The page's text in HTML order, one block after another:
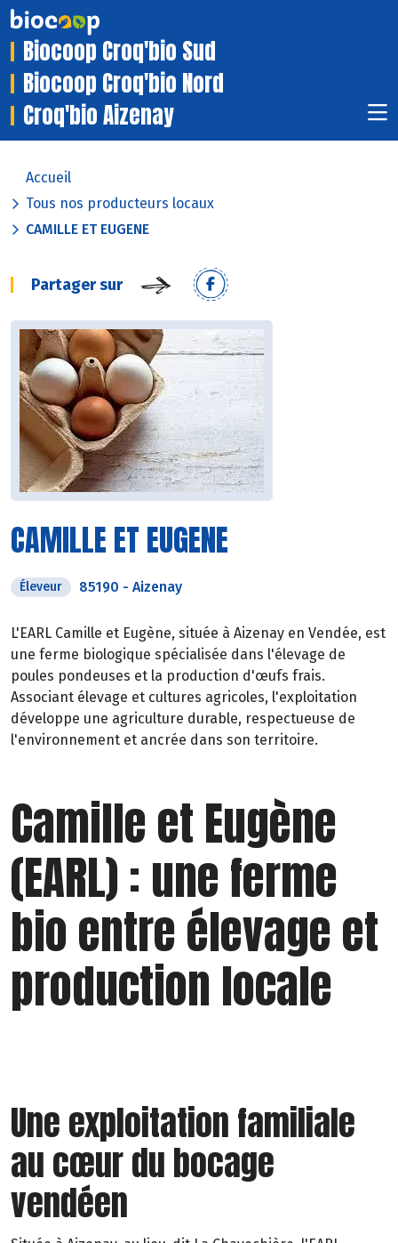
Biocoop Croq'bio Sud
Biocoop Croq'bio Nord
Croq'bio Aizenay
Accueil
Tous nos producteurs locaux
CAMILLE ET EUGENE
Partager sur
CAMILLE ET EUGENE
Éleveur 85190 - Aizenay
L'EARL Camille et Eugène, située à Aizenay en Vendée, est
une ferme biologique spécialisée dans l'élevage de
poules pondeuses et la production d'œufs frais.
Associant élevage et cultures agricoles, l'exploitation
développe une agriculture durable, respectueuse de
l'environnement et ancrée dans son territoire.
Camille et Eugène
(EARL) : une ferme
bio entre élevage et
production locale
Une exploitation familiale
au cœur du bocage
vendéen